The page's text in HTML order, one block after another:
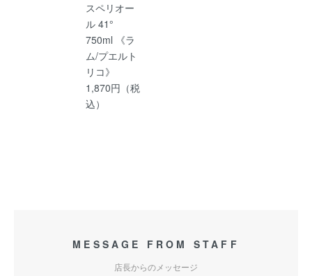
スペリオー
ル 41°
750ml 《ラ
ム/プエルト
リコ》
1,870円（税
込）
MESSAGE FROM STAFF
店長からのメッセージ